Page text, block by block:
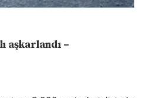
aşkarlandı –